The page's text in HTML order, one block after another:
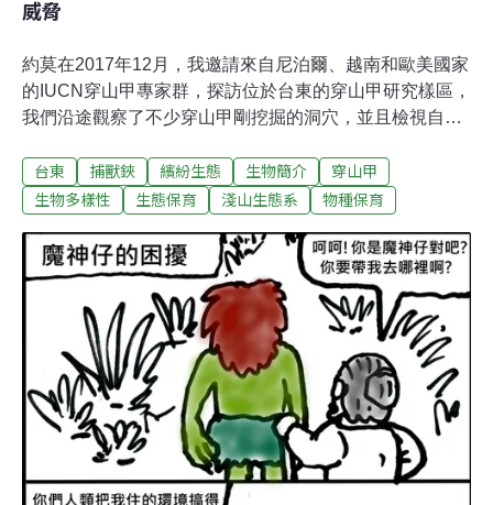
威脅
約莫在2017年12月，我邀請來自尼泊爾、越南和歐美國家
的IUCN穿山甲專家群，探訪位於台東的穿山甲研究樣區，
我們沿途觀察了不少穿山甲剛挖掘的洞穴，並且檢視自動
動的影像。同行的外國友人對於能如此輕易地發現穿山甲
痕跡，無不嘖嘖稱奇。其實對大部分野外研究人員來說，
信對大多數台灣民眾來說，穿山甲似乎也不是千年一遇的
神祕物種。全球的穿山甲族群趨勢與保育研究挑戰當我跟
這些專家群介紹完一個位於「民宅隔壁」的穿山甲育幼洞
穴後，大夥們終於按捺不住地提問：「為什麼在台灣還有
不少穿山甲？而且還可以離人類活動地點這麼近？」外國
友人的提問是可以理解的，因為在全世界分布有穿山甲的
國家，過去10~20年間普遍遭受大量的非法獵捕，以滿足
廣大的華人市場藥用和肉用需求。據估計，這段期間至少
有100~150萬隻穿山甲捕獲量，從
台東 捕獸鋏 繽紛生態 生物簡介
穿山甲
生物多樣性
生態保育 淺山生態系 物種保育